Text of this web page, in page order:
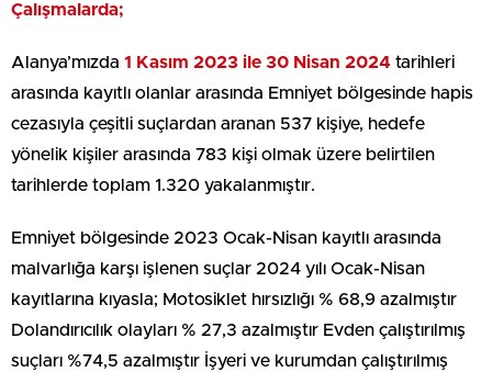
Çalışmalarda;
Alanya’mızda 1 Kasım 2023 ile 30 Nisan 2024 tarihleri
arasında kayıtlı olanlar arasında Emniyet bölgesinde hapis
cezasıyla çeşitli suçlardan aranan 537 kişiye, hedefe
yönelik kişiler arasında 783 kişi olmak üzere belirtilen
tarihlerde toplam 1.320 yakalanmıştır.
Emniyet bölgesinde 2023 Ocak-Nisan kayıtlı arasında
malvarlığa karşı işlenen suçlar 2024 yılı Ocak-Nisan
kayıtlarına kıyasla; Motosiklet hırsızlığı % 68,9 azalmıştır
Dolandırıcılık olayları % 27,3 azalmıştır Evden çalıştırılmış
suçları %74,5 azalmıştır İşyeri ve kurumdan çalıştırılmış